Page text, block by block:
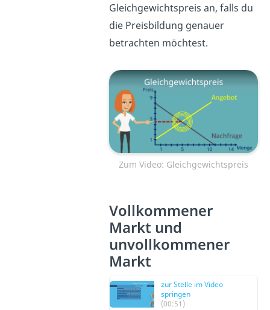
Gleichgewichtspreis an, falls du
die Preisbildung genauer
betrachten möchtest.
Zum Video: Gleichgewichtspreis
Vollkommener
Markt und
unvollkommener
Markt
zur Stelle im Video
springen
(00:51)